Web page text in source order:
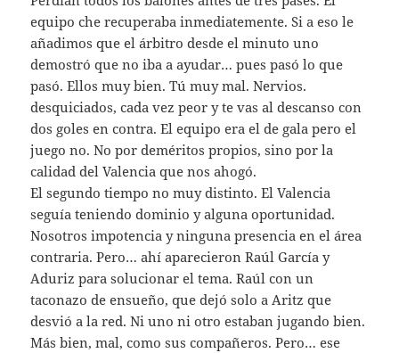
equipo che recuperaba inmediatemente. Si a eso le
añadimos que el árbitro desde el minuto uno
demostró que no iba a ayudar… pues pasó lo que
pasó. Ellos muy bien. Tú muy mal. Nervios.
desquiciados, cada vez peor y te vas al descanso con
dos goles en contra. El equipo era el de gala pero el
juego no. No por deméritos propios, sino por la
calidad del Valencia que nos ahogó.
El segundo tiempo no muy distinto. El Valencia
seguía teniendo dominio y alguna oportunidad.
Nosotros impotencia y ninguna presencia en el área
contraria. Pero… ahí aparecieron Raúl García y
Aduriz para solucionar el tema. Raúl con un
taconazo de ensueño, que dejó solo a Aritz que
desvió a la red. Ni uno ni otro estaban jugando bien.
Más bien, mal, como sus compañeros. Pero… ese